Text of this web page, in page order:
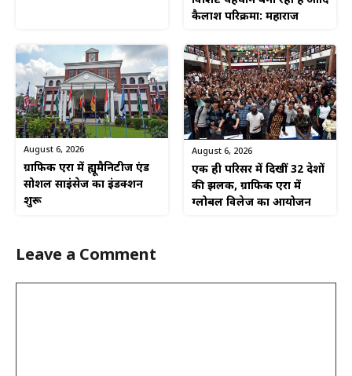
कैलाश परिक्रमा: महाराज
August 6, 2026
ग्राफिक एरा में ह्यूमैनिटीज एंड
सोशल साइंसेज का इंडक्शन
शुरू
August 6, 2026
एक ही परिसर में दिखीं 32 देशों
की झलक, ग्राफिक एरा में
ग्लोबल विलेज का आयोजन
Leave a Comment